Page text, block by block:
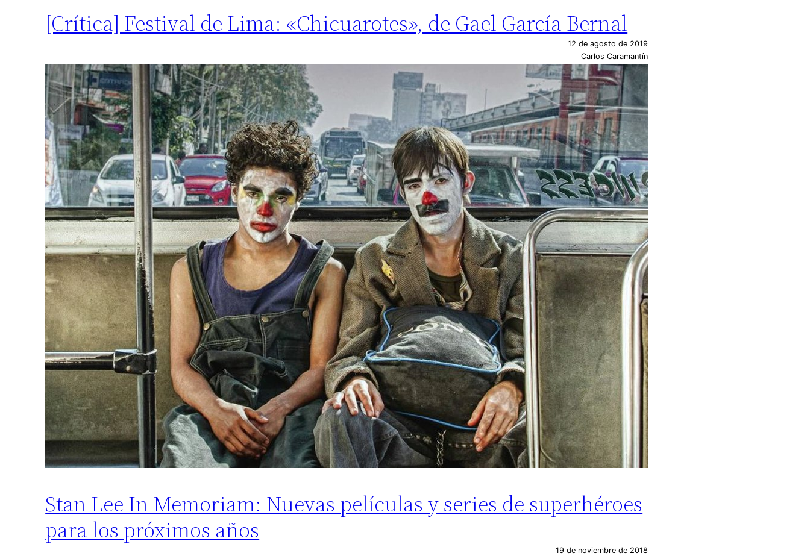
[Crítica] Festival de Lima: «Chicuarotes», de Gael García Bernal
12 de agosto de 2019
Carlos Caramantín
Stan Lee In Memoriam: Nuevas películas y series de superhéroes
para los próximos años
19 de noviembre de 2018